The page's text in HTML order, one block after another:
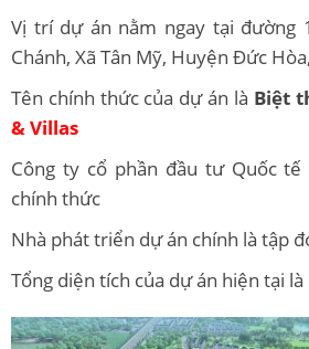
Vị trí dự án nằm ngay tại đường
Chánh, Xã Tân Mỹ, Huyện Đức
Tên chính thức của dự án là Biệt
& Villas
Công ty cổ phần đầu tư Quốc tế
chính thức
Nhà phát triển dự án chính là tập
Tổng diện tích của dự án hiện tại